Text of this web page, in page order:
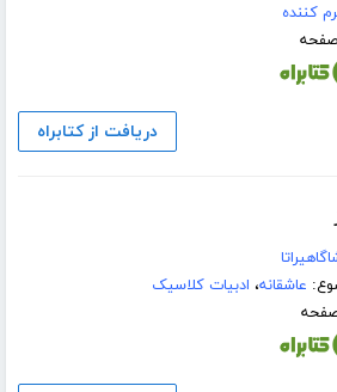
کننده
دریافت از کتابراه
عاشقانه، ادبیات کلاسیک